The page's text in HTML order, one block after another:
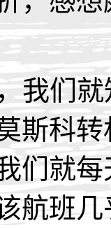
我们
斯科
们就
航班